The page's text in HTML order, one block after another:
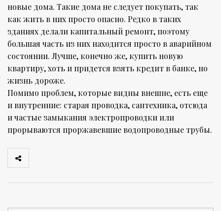
новые дома. Такие дома не следует покупать, так
как жить в них просто опасно. Редко в таких
зданиях делали капитальный ремонт, поэтому
большая часть из них находится просто в аварийном
состоянии. Лучше, конечно же, купить новую
квартиру, хоть и придется взять кредит в банке, но
жизнь дороже.
Помимо проблем, которые видны внешне, есть еще
и внутренние: старая проводка, сантехника, отсюда
и частые замыкания электропроводки или
прорываются проржавевшие водопроводные трубы.